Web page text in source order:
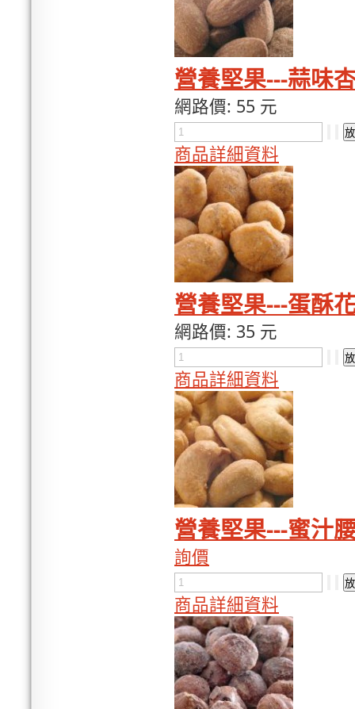
營養堅果---蒜味
網路價: 55 元
商品詳細資料
營養堅果---蛋酥
網路價: 35 元
商品詳細資料
營養堅果---蜜汁
詢價
商品詳細資料